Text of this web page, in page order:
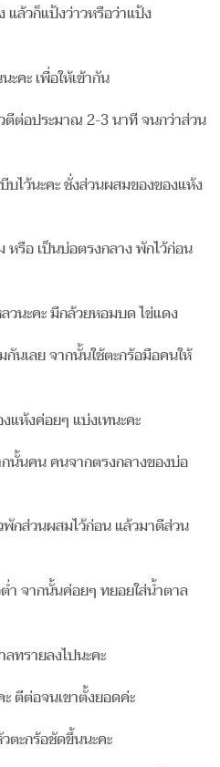
แล้วก็แป้งว่าวหรือว่าแป้ง
ะคะ เพื่อให้เข้ากัน
ตีต่อประมาณ 2-3 นาที จนกว่าส่วน
ไว้นะคะ ชั่งส่วนผสมของของแห้ง
รือ เป็นบ่อตรงกลาง พักไว้ก่อน
วนะคะ มีกล้วยหอมบด ไข่แดง
นเลย จากนั้นใช้ตะกร้อมือคนให้
แห้งค่อยๆ แบ่งเทนะคะ
นั้นคน คนจากตรงกลางของบ่อ
กส่วนผสมไว้ก่อน แล้วมาตีส่วน
ำ จากนั้นค่อยๆ ทยอยใส่น้ำตาล
ทรายลงไปนะคะ
ตีต่อจนเขาตั้งยอดค่ะ
ตะกร้อชัดขึ้นนะคะ